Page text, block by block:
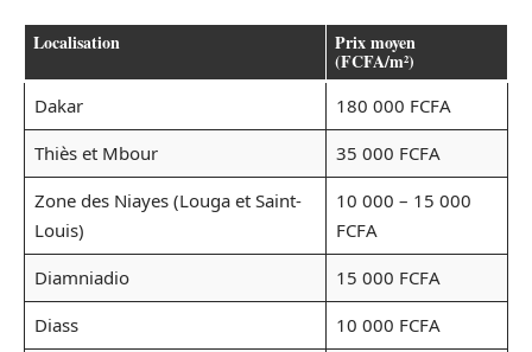
Localisation Prix moyen
(FCFA/m²)
Dakar
180 000 FCFA
Thiès et Mbour
35 000 FCFA
Zone des Niayes (Louga et Saint-
Louis)
10 000 – 15 000
FCFA
Diamniadio
15 000 FCFA
Diass
10 000 FCFA